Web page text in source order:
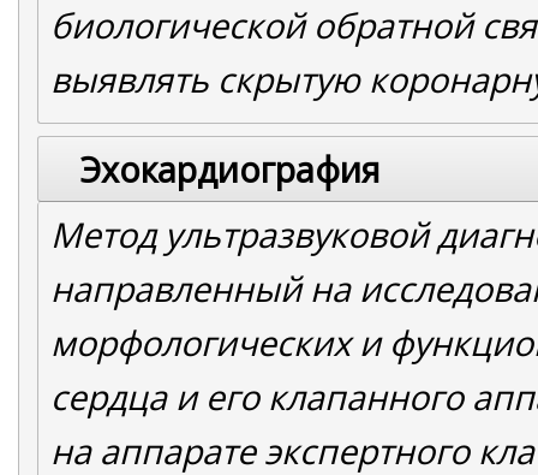
биологической обратной
выявлять скрытую
Эхокардиография
Метод ультразвуковой
направленный на
морфологических и
сердца и его клапанного
на аппарате экспертного